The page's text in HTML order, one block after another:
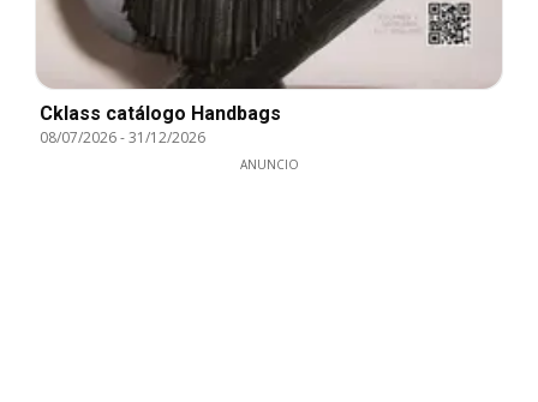
Cklass catálogo Handbags
08/07/2026-31/12/2026
ANUNCIO